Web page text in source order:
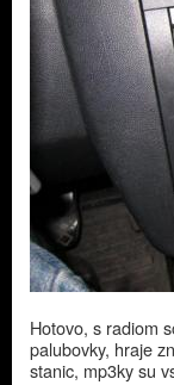
Hotovo, s radiom
palubovky, hraje
stanic, mp3ky su